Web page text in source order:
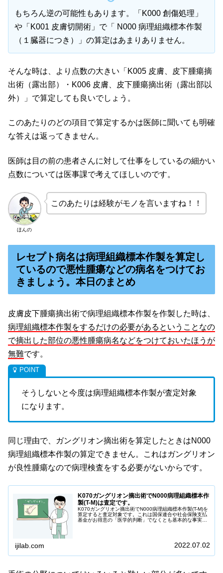
もちろん逆の可能性もあります。「K000 創傷処理」
や「K001 皮膚切開術」で「 N000 病理組織標本作製
（１臓器につき）」の算定はあまりありません。
そんな時は、より点数の大きい「K005 皮膚、皮下腫瘍摘
出術（露出部）・K006 皮膚、皮下腫瘍摘出術（露出部以
外）」で算定しても良いでしょう。
このあたりのどの項目で算定するかは医師に聞いても明確
な答えは返ってきません。
医師は目の前の患者さんに対して仕事をしているの細かい
点数については医事課で考えてほしいのです。
ほんの
このあたりは経験がモノを言いますね！！
レセプト病名は病理組織標本作製を算定し
ているので悪性腫瘍などの病名をつけてお
きましょう。本日のまとめ
皮膚皮下腫瘍摘出術で病理組織標本作製を作製した時は、
病理組織標本作製をするだけの必要があるということなの
で摘出した部位の悪性腫瘍病名などをつけておいたほうが
無難です。
そうしないと今度は病理組織標本作製が査定対象
になります。
同じ理由で、ガングリオン摘出術を算定したときはN000
病理組織標本作製の算定できません。これはガングリオン
が良性腫瘍なので病理検査をする必要がないからです。
K070ガングリオン摘出術でN000病理組織標本作
製(T-M)は査定です。
K070ガングリオン摘出術でN000病理組織標本作製(T-M)を
算定すると査定対象です。これは国保連合や社会保険支払
基金がお得意の「医学的判断」でなくとも基本的な事実に
ijilab.com 2022.07.02